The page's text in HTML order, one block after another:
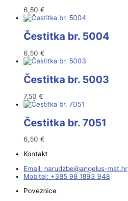
6,50 €
Čestitka br. 5004
6,50 €
Čestitka br. 5003
7,50 €
Čestitka br. 7051
6,50 €
Kontakt
Email:
rh.tsm-sulegna
@ebzduran
Mobitel: +385 98 1893 948
Poveznice